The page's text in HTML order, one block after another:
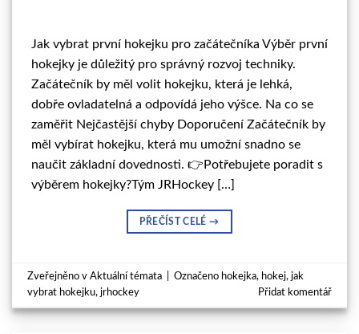
Jak vybrat první hokejku pro začátečníka Výběr první
hokejky je důležitý pro správný rozvoj techniky.
Začátečník by měl volit hokejku, která je lehká,
dobře ovladatelná a odpovídá jeho výšce. Na co se
zaměřit Nejčastější chyby Doporučení Začátečník by
měl vybírat hokejku, která mu umožní snadno se
naučit základní dovednosti. 👉Potřebujete poradit s
výběrem hokejky?Tým JRHockey […]
PŘEČÍST CELÉ→
Zveřejněno vAktuální témata Označeno hokejka, hokej,jak
vybrat hokejku,jrhockey Přidat komentář